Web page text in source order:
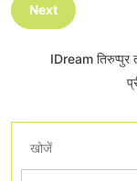
Next
IDream तिरुप्पुर
खोजें